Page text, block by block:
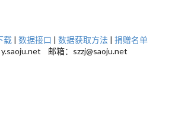
载 | 数据接口 | 数据获取方法 | 捐赠名单
邮箱：szzj@saoju.net